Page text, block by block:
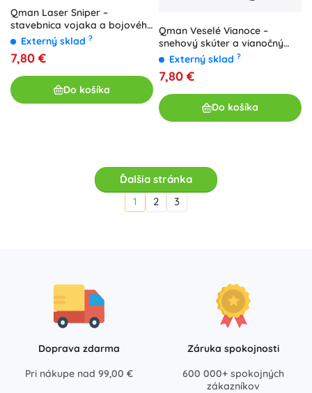
Qman Laser Sniper –
stavebnica vojaka a bojového
vozidla
Externý sklad ?
7,80 €
Do košíka
Qman Veselé Vianoce –
snehový skúter a vianočný
stromček
Externý sklad ?
7,80 €
Do košíka
Ďalšia stránka
1
2 3
Doprava zdarma
Pri nákupe nad 99,00 €
Záruka spokojnosti
600 000+ spokojných
zákazníkov